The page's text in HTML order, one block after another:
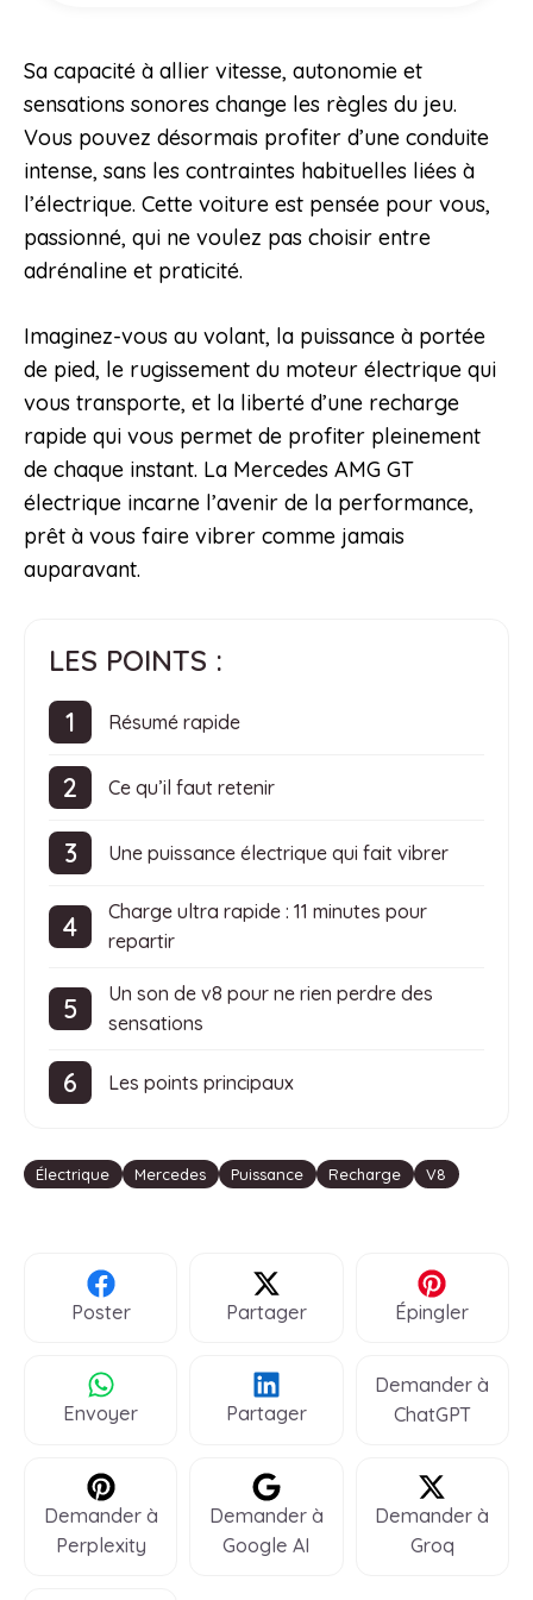
Sa capacité à allier vitesse, autonomie et
sensations sonores change les règles du jeu.
Vous pouvez désormais profiter d’une conduite
intense, sans les contraintes habituelles liées à
l’électrique. Cette voiture est pensée pour vous,
passionné, qui ne voulez pas choisir entre
adrénaline et praticité.
Imaginez-vous au volant, la puissance à portée
de pied, le rugissement du moteur électrique qui
vous transporte, et la liberté d’une recharge
rapide qui vous permet de profiter pleinement
de chaque instant. La Mercedes AMG GT
électrique incarne l’avenir de la performance,
prêt à vous faire vibrer comme jamais
auparavant.
LES POINTS :
Résumé rapide
Ce qu’il faut retenir
Une puissance électrique qui fait vibrer
Charge ultra rapide : 11 minutes pour
repartir
Un son de v8 pour ne rien perdre des
sensations
Les points principaux
Étiquettes
Électrique Mercedes Puissance Recharge V8
Poster Partager Épingler
Envoyer Partager
Demander à
ChatGPT
Demander à
Perplexity
Demander à
Google AI
Demander à
Groq